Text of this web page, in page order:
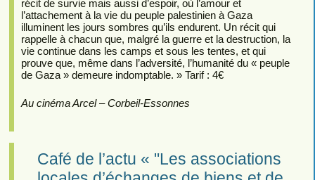
récit de survie mais aussi d’espoir, où l’amour et
l’attachement à la vie du peuple palestinien à Gaza
illuminent les jours sombres qu’ils endurent. Un récit qui
rappelle à chacun que, malgré la guerre et la destruction, la
vie continue dans les camps et sous les tentes, et qui
prouve que, même dans l’adversité, l’humanité du « peuple
de Gaza » demeure indomptable. » Tarif : 4€
Au cinéma Arcel – Corbeil-Essonnes
Café de l’actu « "Les associations